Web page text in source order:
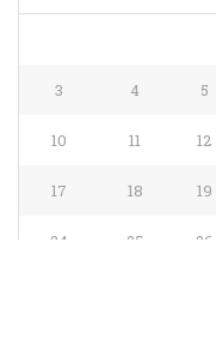
3 4 5
10 11 12
17 18 19
24 25 26